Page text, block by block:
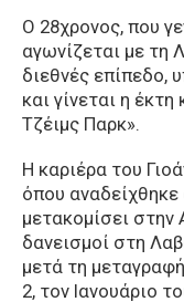
Ο 28χρονος, που
αγωνίζεται με τη
διεθνές επίπεδο,
και γίνεται η
Τζέιμς Παρκ».
Η καριέρα του
όπου αναδείχθηκε
μετακομίσει
δανεισμοί στη
μετά τη
2, τον Ιανουάριο